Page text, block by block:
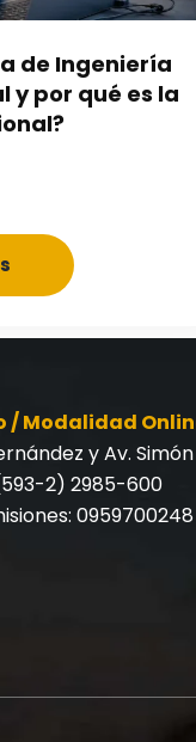
de Ingeniería
y por qué es la
/ Modalidad
y Av.
2) 2985-600
0959700248